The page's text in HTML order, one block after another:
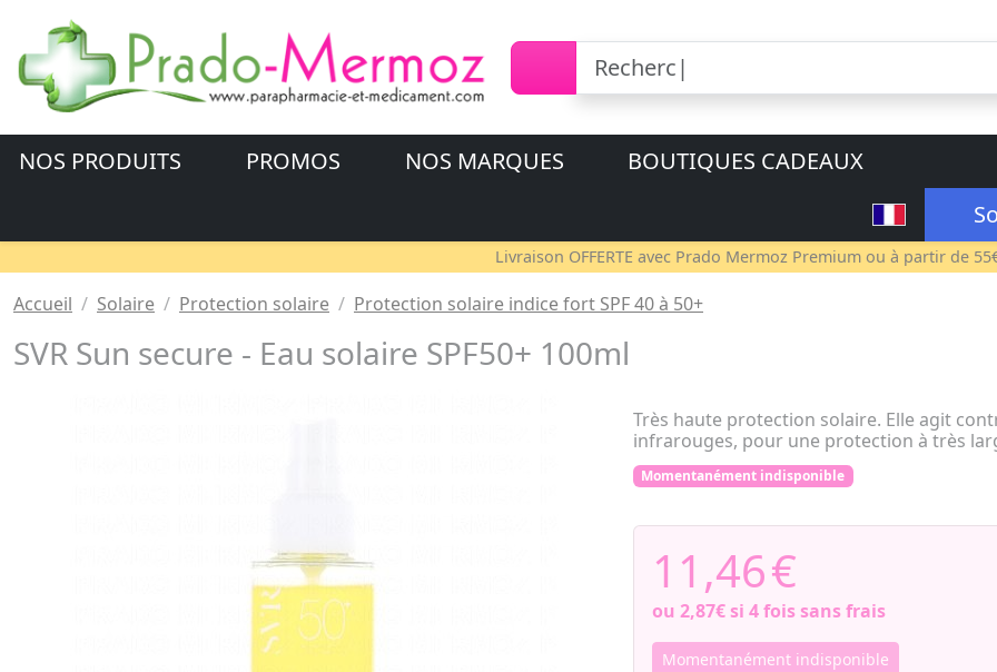
NOS PRODUITS PROMOS NOS MARQUES
BOUTIQUES CADEAUX
Livraison OFFERTE avec Prado Mermoz Premium ou à partir de
Accueil Solaire Protection solaire Protection solaire indice fort SPF 40 à 50+
SVR Sun secure - Eau solaire SPF50+ 100ml
Très haute protection solaire. Elle agit
infrarouges, pour une protection à très
Momentanément indisponible
11,46€
ou 2,87€si 4 fois sans frais
Momentanément indisponible